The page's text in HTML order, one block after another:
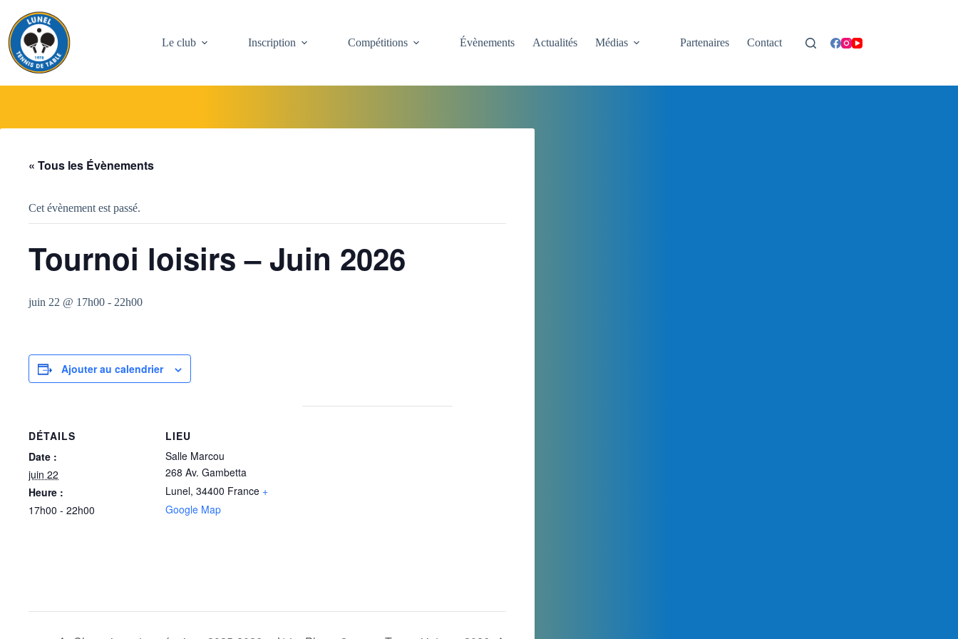
contenu
Le club
Inscription Compétitions Évènements Actualités Médias Partenaires Contact
« Tous les Évènements
Cet évènement est passé.
Tournoi loisirs – Juin 2026
juin 22 @ 17h00 - 22h00
Ajouter au calendrier
DÉTAILS
Date :
juin 22
Heure :
17h00 - 22h00
LIEU
Salle Marcou
268 Av. Gambetta
Lunel, 34400 France +
Google Map